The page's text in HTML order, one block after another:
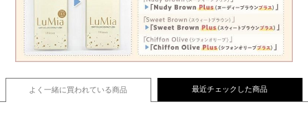
よく一緒に買われている商品 最近チェックした商品